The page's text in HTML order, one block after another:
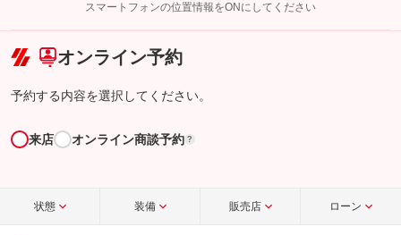
こちら
スマートフォンの位置情報をONにしてください
オンライン予約
予約する内容を選択してください。
来店 オンライン商談予約 ?
状態 装備 販売店 ローン